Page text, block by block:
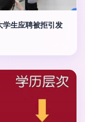
学生应聘被拒引发